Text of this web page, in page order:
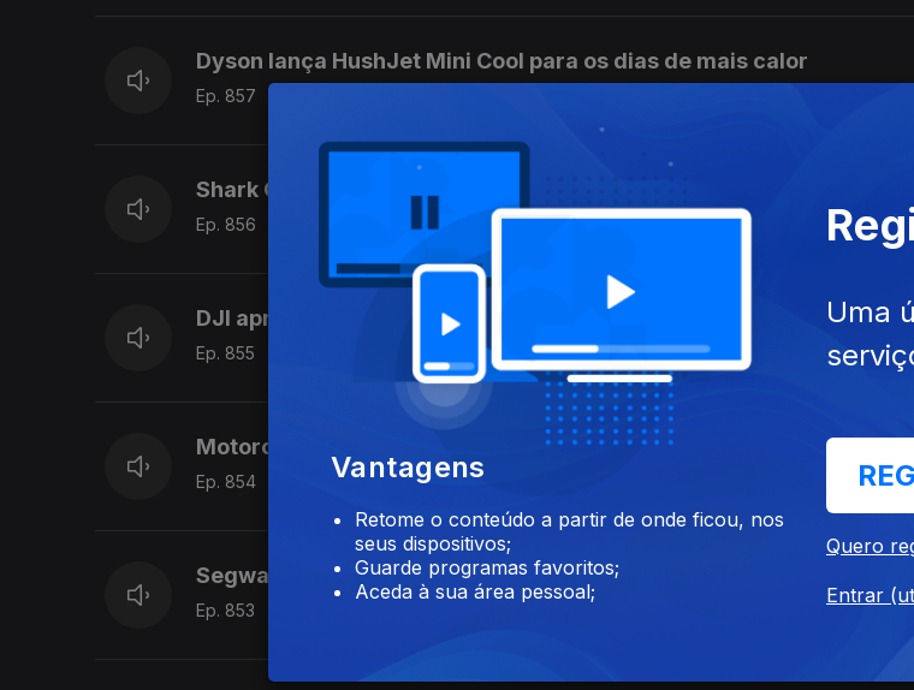
Dyson lança HushJet Mini Cool para os dias de mais calor
Ep. 857
Shark ChillPill: o gadget que promete refrescar os dias mais
Ep. 856
DJI apresenta Air 3S, o novo drone de viagem
Ep. 855
Motorola apresenta o telemóvel dobrável Razr 50 Ultra
Ep. 854 23 jul. 2026
Segway-Ninebot ZT3 Pro: a nova trotinete elétrica da marca
Ep. 853
Vantagens
Retome o conteúdo a partir de onde ficou, nos
seus dispositivos;
Guarde programas favoritos;
Aceda à sua área pessoal;
Uma
Quero
Entrar